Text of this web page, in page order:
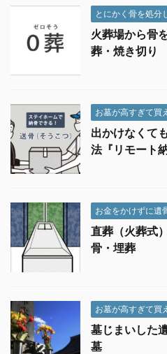
とにかく骨を処分
火葬場から骨
葬・焼き切り
お墓が高すぎて買
出かけなくて
法『リモート納
お金をかけずに遺
直葬（火葬式
骨・埋葬
お墓が高すぎて買
墓じまいした
墓